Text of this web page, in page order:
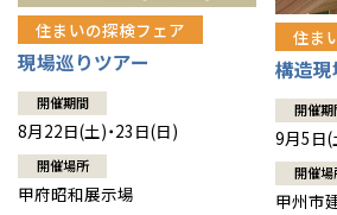
住まいの探検フェア
現場巡りツアー
開催期間
8月22日(土)・23日(日)
開催場所
甲府昭和展示場
住ま
構造
開催期
9月5日(
開催場
甲州市